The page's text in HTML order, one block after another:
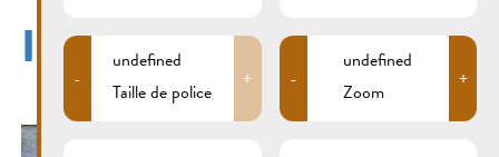
IMG_1120XCS
-
undefined
Taille de police
+ -
undefined
Zoom
+